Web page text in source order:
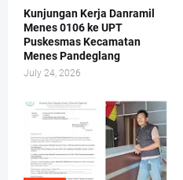
Kunjungan Kerja Danramil
Menes 0106 ke UPT
Puskesmas Kecamatan
Menes Pandeglang
July 24, 2026